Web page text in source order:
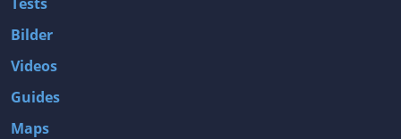
Bilder
Videos
Guides
Maps